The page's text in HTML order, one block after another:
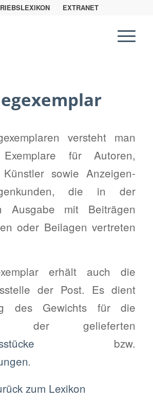
EXTRANET
versteht man
Exemplare für Autoren,
sowie Anzeigen-
die in der
Ausgabe mit Beiträgen
oder Beilagen vertreten
erhält auch die
der Post. Es dient
des Gewichts für die
der gelieferten
bzw.
.
zum Lexikon